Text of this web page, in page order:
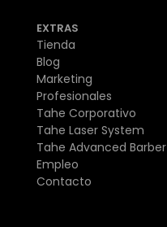
EXTRAS
Tienda
Blog
Marketing
Profesionales
Tahe Corporativo
Tahe Laser System
Tahe Advanced Barber
Empleo
Contacto